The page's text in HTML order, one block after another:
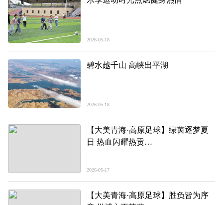
2026-05-18
碧水越千山 高峡出平湖
2026-05-18
【大美青海·高原足球】绿茵逐梦夏
日 热血闪耀热贡
2026-05-17
【大美青海·高原足球】胜负皆为序